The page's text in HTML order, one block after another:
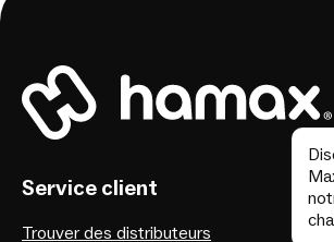
Service client
Trouver des distributeurs